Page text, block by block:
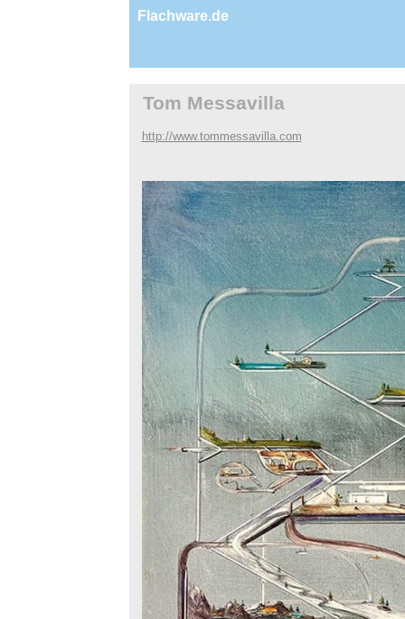
Flachware.de
Tom Messavilla
http://www.tommessavilla.com